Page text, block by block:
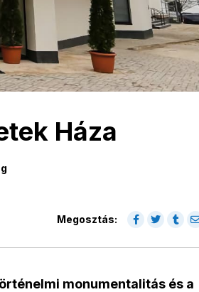
Háza
Megosztás:
monumentalitás és a